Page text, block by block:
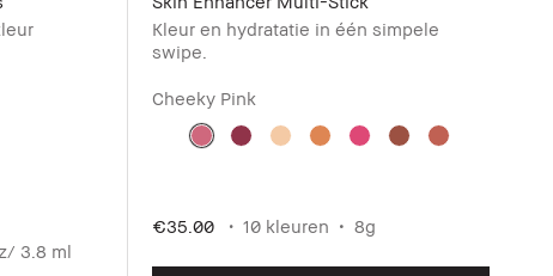
3.8 ml
Kleur en hydratatie in één simpele
swipe.
Cheeky Pink
€35.00 10 kleuren 8g